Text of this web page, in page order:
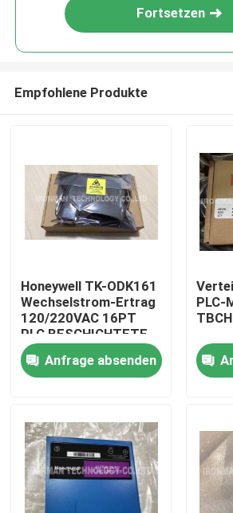
Nach Hause
Über uns
Fortsetzen
Empfohlene Produkte
Honeywell TK-ODK161
Wechselstrom-Ertrag
120/220VAC 16PT
PLC BESCHICHTETE
analoger Modul-I O
Anfrage absenden
PLC-